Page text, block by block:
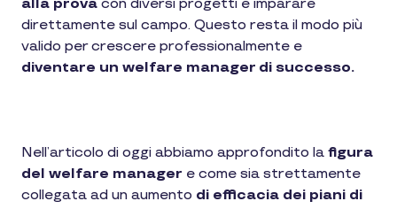
alla prova con diversi progetti e imparare
direttamente sul campo. Questo resta il modo più
valido per crescere professionalmente e
diventare un welfare manager di successo.
Nell’articolo di oggi abbiamo approfondito la figura
del welfare manager e come sia strettamente
collegata ad un aumento di efficacia dei piani di